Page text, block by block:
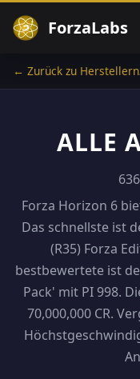
ForzaLabs
← Zurück zu Herstellern
ALLE
Forza Horizon 6
Das schnellste ist
(R35) Forza
bestbewertete ist
Pack' mit PI 998.
70,000,000 CR.